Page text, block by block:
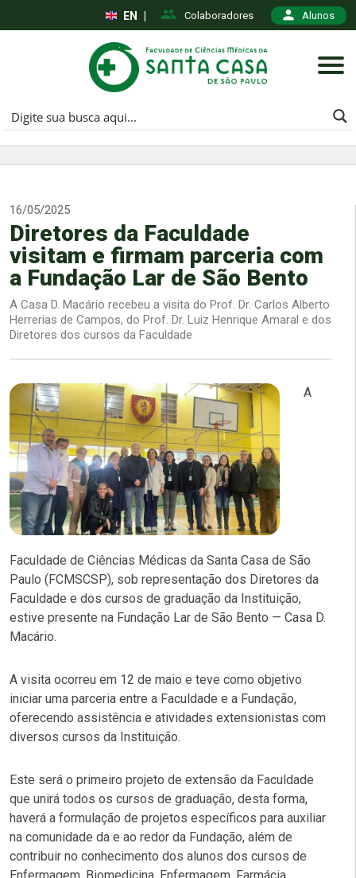
Colaboradores Alunos
EN
16/05/2025
Diretores da Faculdade
visitam e firmam parceria com
a Fundação Lar de São Bento
A Casa D. Macário recebeu a visita do Prof. Dr. Carlos Alberto
Herrerias de Campos, do Prof. Dr. Luiz Henrique Amaral e dos
Diretores dos cursos da Faculdade
A
Faculdade de Ciências Médicas da Santa Casa de São
Paulo (FCMSCSP), sob representação dos Diretores da
Faculdade e dos cursos de graduação da Instituição,
estive presente na Fundação Lar de São Bento — Casa D.
Macário.
A visita ocorreu em 12 de maio e teve como objetivo
iniciar uma parceria entre a Faculdade e a Fundação,
oferecendo assistência e atividades extensionistas com
diversos cursos da Instituição.
Este será o primeiro projeto de extensão da Faculdade
que unirá todos os cursos de graduação, desta forma,
haverá a formulação de projetos específicos para auxiliar
na comunidade da e ao redor da Fundação, além de
contribuir no conhecimento dos alunos dos cursos de